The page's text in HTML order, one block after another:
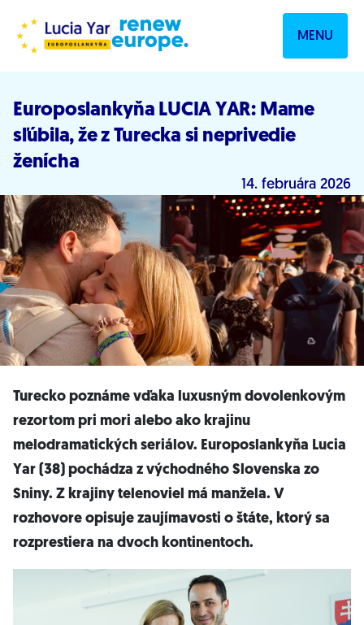
MENU
Europoslankyňa LUCIA YAR: Mame
sľúbila, že z Turecka si neprivedie
ženícha
14. februára 2026
Turecko poznáme vďaka luxusným dovolenkovým
rezortom pri mori alebo ako krajinu
melodramatických seriálov. Europoslankyňa Lucia
Yar (38) pochádza z východného Slovenska zo
Sniny. Z krajiny telenoviel má manžela. V
rozhovore opisuje zaujímavosti o štáte, ktorý sa
rozprestiera na dvoch kontinentoch.